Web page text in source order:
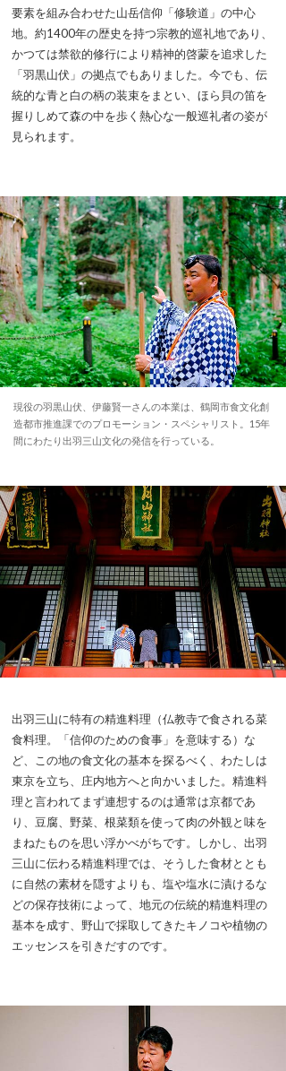
要素を組み合わせた山岳信仰「修験道」の中心
地。約1400年の歴史を持つ宗教的巡礼地であり、
かつては禁欲的修行により精神的啓蒙を追求した
「羽黒山伏」の拠点でもありました。今でも、伝
統的な青と白の柄の装束をまとい、ほら貝の笛を
握りしめて森の中を歩く熱心な一般巡礼者の姿が
見られます。
現役の羽黒山伏、伊藤賢一さんの本業は、鶴岡市食文化創
造都市推進課でのプロモーション・スペシャリスト。15年
間にわたり出羽三山文化の発信を行っている。
出羽三山に特有の精進料理（仏教寺で食される菜
食料理。「信仰のための食事」を意味する）な
ど、この地の食文化の基本を探るべく、わたしは
東京を立ち、庄内地方へと向かいました。精進料
理と言われてまず連想するのは通常は京都であ
り、豆腐、野菜、根菜類を使って肉の外観と味を
まねたものを思い浮かべがちです。しかし、出羽
三山に伝わる精進料理では、そうした食材ととも
に自然の素材を隠すよりも、塩や塩水に漬けるな
どの保存技術によって、地元の伝統的精進料理の
基本を成す、野山で採取してきたキノコや植物の
エッセンスを引きだすのです。